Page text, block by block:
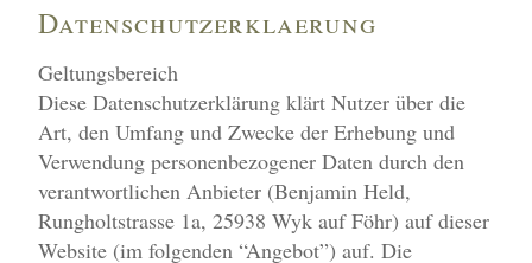
Datenschutzerklaerung
Geltungsbereich
Diese Datenschutzerklärung klärt Nutzer über die
Art, den Umfang und Zwecke der Erhebung und
Verwendung personenbezogener Daten durch den
verantwortlichen Anbieter (Benjamin Held,
Rungholtstrasse 1a, 25938 Wyk auf Föhr) auf dieser
Website (im folgenden “Angebot”) auf. Die